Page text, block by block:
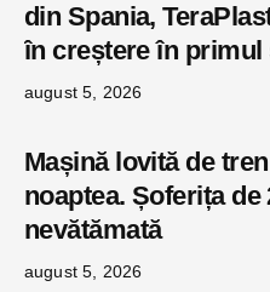
din Spania,
în creștere în primul
august 5, 2026
Mașină lovită de
noaptea. Șoferița de
nevătămată
august 5, 2026